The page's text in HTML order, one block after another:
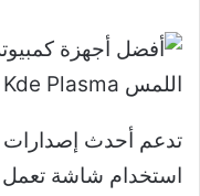
تدعم أحدث إصدارات KDE
استخدام شاشة